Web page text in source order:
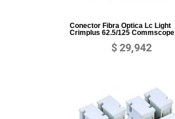
Conector Fibra Optica Lc Light
Crimplus 62.5/125 Commscope
$ 29,942